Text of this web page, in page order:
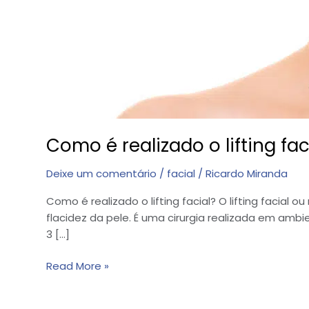
Como é realizado o lifting
Deixe um comentário / facial / Ricardo Miranda
Como é realizado o lifting facial? O lifting facial
flacidez da pele. É uma cirurgia realizada em
3 […]
Read More »